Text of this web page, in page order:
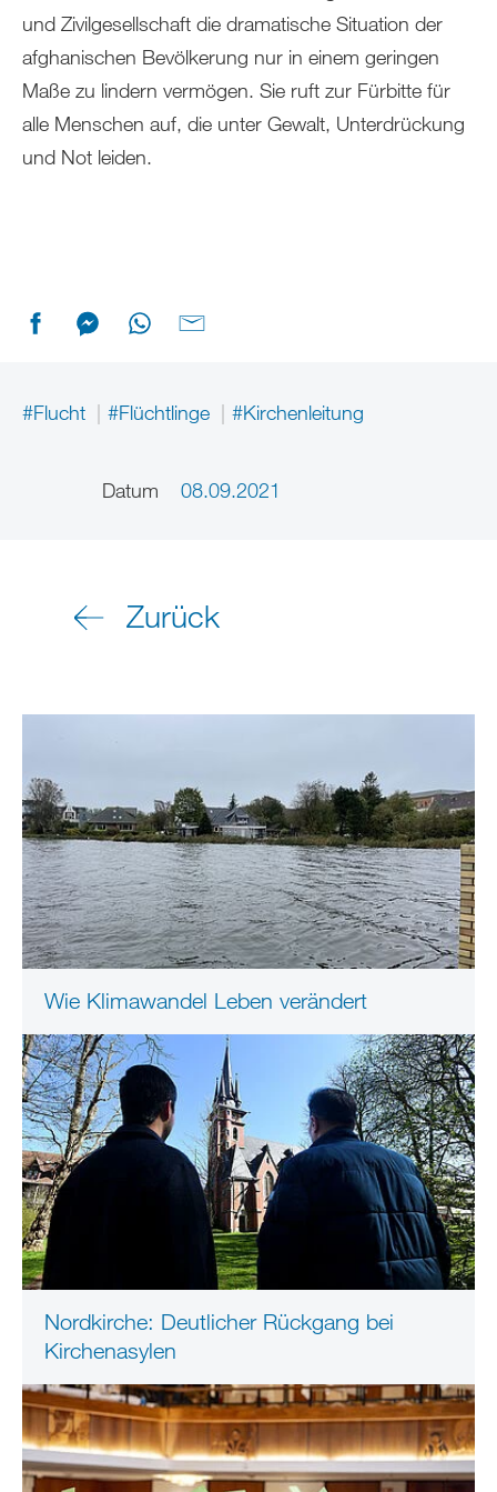
und Zivilgesellschaft die dramatische Situation der
afghanischen Bevölkerung nur in einem geringen
Maße zu lindern vermögen. Sie ruft zur Fürbitte für
alle Menschen auf, die unter Gewalt, Unterdrückung
und Not leiden.
#Flucht #Flüchtlinge #Kirchenleitung
Datum 08.09.2021
Zurück
Wie Klimawandel Leben verändert
Nordkirche: Deutlicher Rückgang bei
Kirchenasylen